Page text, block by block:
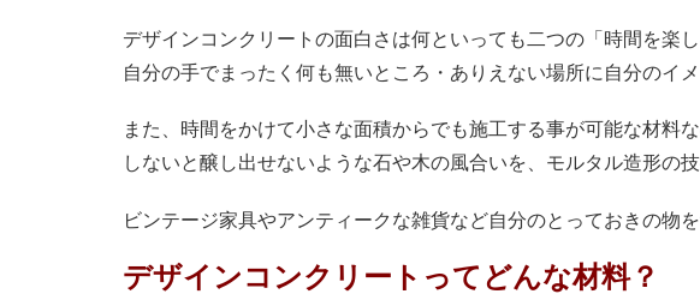
デザインコンクリートの面白さは何といっても二つの「時間を楽
自分の手でまったく何も無いところ・ありえない場所に自分のイ
また、時間をかけて小さな面積からでも施工する事が可能な材料
しないと醸し出せないような石や木の風合いを、モルタル造形の
ビンテージ家具やアンティークな雑貨など自分のとっておきの物
デザインコンクリートってどんな材料？